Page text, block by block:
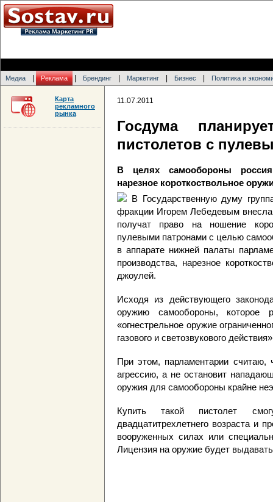
Медиа Реклама Брендинг Маркетинг Бизнес Политика и
11.07.2011
Госдума
пистолетов с
В целях самообороны
нарезное короткоствольное
В Государственную думу
фракции Игорем Лебедевым внесла
получат право на ношение
пулевыми патронами с целью
в аппарате нижней палаты
производства, нарезное
джоулей.
Исходя из действующего
оружию самообороны, которое
«огнестрельное оружие
газового и светозвукового
При этом, парламентарии считаю,
агрессию, а не остановит
оружия для самообороны крайне
Купить такой пистолет
двадцатитрехлетнего возраста и
вооруженных силах или
Лицензия на оружие будет
Карта
рекламного
рынка